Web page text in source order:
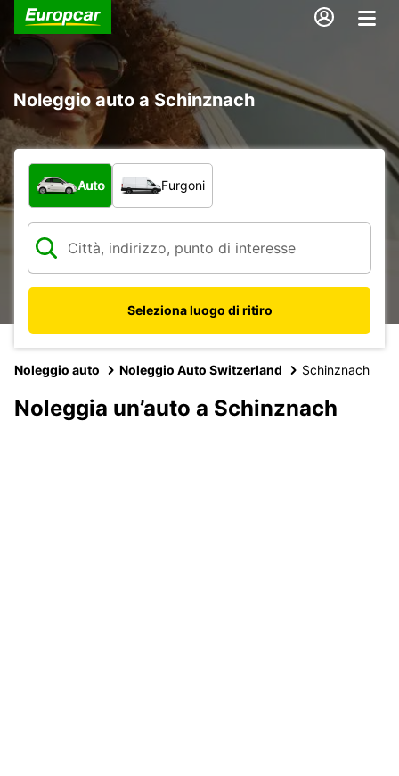
Noleggio auto a Schinznach
Scegli la tipologia di veicolo:
Auto Furgoni
Seleziona luogo di ritiro
Noleggio auto Noleggio Auto Switzerland Schinznach
Noleggia un’auto a Schinznach